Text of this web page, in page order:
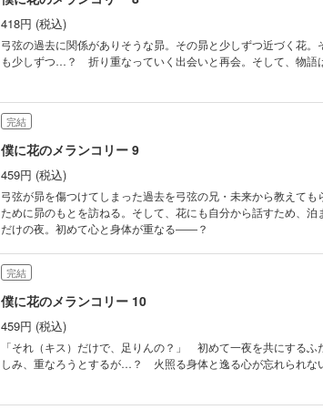
418円 (税込)
弓弦の過去に関係がありそうな昴。その昴と少しずつ近づく花
も少しずつ…？ 折り重なっていく出会いと再会。そして、物
完結
僕に花のメランコリー 9
459円 (税込)
弓弦が昴を傷つけてしまった過去を弓弦の兄・未来から教えて
ために昴のもとを訪ねる。そして、花にも自分から話すため、
だけの夜。初めて心と身体が重なる――？
完結
僕に花のメランコリー 10
459円 (税込)
「それ（キス）だけで、足りんの？」 初めて一夜を共にする
しみ、重なろうとするが…？ 火照る身体と逸る心が忘れられな